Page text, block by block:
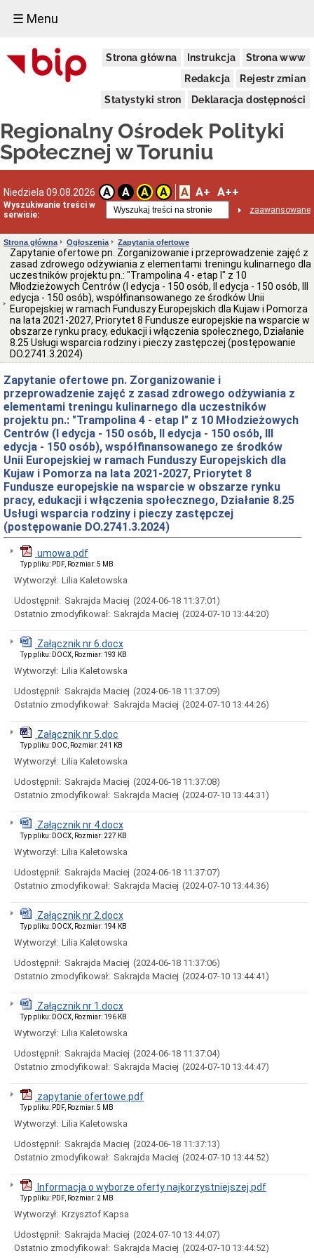
☰ Menu
Strona główna Instrukcja
Strona www
Redakcja
Rejestr zmian
Statystyki stron
Deklaracja dostępności
Regionalny Ośrodek Polityki
Społecznej w Toruniu
Niedziela 09.08.2026 A A A A A A+ A++
Wyszukiwanie treści w
serwisie:
zaawansowane
Informacja
o
podmiocie
adresowe
Kierownictwo
Regulamin
organizacyjny
Struktura
Obsługa
osób
Kodeks
etyki
pracownika
ROPS
Ewidencje
i
rejestry
Bank
danych
o
miejscach
w
placówkach
opiekuńczo-
wychowawczych
Budżet,
inwestycje
i
majątek
Budżet
Inwestycje
Majątek
Sprawozdania
Sprawozdania
finansowe
Dokumentacje
kontroli
Dokumentacje
Załatwianie
spraw
Kolejność
załatwiania
spraw
Moja
Ogłoszenia
Komunikat
Aktualności
Konkursy/Dotacje
Plany
zamówień
publicznych
Przetargi
Zapytania
ofertowe
Dialogi
Rozeznania
rynku
Szacowanie
wartości
zamówień
Oferty
Oferty
pracy
Opracowanie
Polityki
Społecznej
roku
2030.
Strategii
Polityki
Społecznej
Województwa
Kujawsko
–
Pomorskiego
roku
2030
Sprawozdanie
Strona główna Ogłoszenia Zapytania ofertowe
Zapytanie ofertowe pn. Zorganizowanie i przeprowadzenie zajęć z
zasad zdrowego odżywiania z elementami treningu kulinarnego dla
uczestników projektu pn.: "Trampolina 4 - etap I" z 10
Młodzieżowych Centrów (I edycja - 150 osób, II edycja - 150 osób, III
edycja - 150 osób), współfinansowanego ze środków Unii
Europejskiej w ramach Funduszy Europejskich dla Kujaw i Pomorza
na lata 2021-2027, Priorytet 8 Fundusze europejskie na wsparcie w
obszarze rynku pracy, edukacji i włączenia społecznego, Działanie
8.25 Usługi wsparcia rodziny i pieczy zastępczej (postępowanie
DO.2741.3.2024)
Zapytanie ofertowe pn. Zorganizowanie i
przeprowadzenie zajęć z zasad zdrowego odżywiania z
elementami treningu kulinarnego dla uczestników
projektu pn.: "Trampolina 4 - etap I" z 10 Młodzieżowych
Centrów (I edycja - 150 osób, II edycja - 150 osób, III
edycja - 150 osób), współfinansowanego ze środków
Unii Europejskiej w ramach Funduszy Europejskich dla
Kujaw i Pomorza na lata 2021-2027, Priorytet 8
Fundusze europejskie na wsparcie w obszarze rynku
pracy, edukacji i włączenia społecznego, Działanie 8.25
Usługi wsparcia rodziny i pieczy zastępczej
(postępowanie DO.2741.3.2024)
umowa.pdf
Typ pliku: PDF, Rozmiar: 5 MB
Wytworzył: Lilia Kaletowska
Udostępnił: Sakrajda Maciej (2024-06-18 11:37:01)
Ostatnio zmodyfikował: Sakrajda Maciej (2024-07-10 13:44:20)
Załącznik nr 6.docx
Typ pliku: DOCX, Rozmiar: 193 KB
Wytworzył: Lilia Kaletowska
Udostępnił: Sakrajda Maciej (2024-06-18 11:37:09)
Ostatnio zmodyfikował: Sakrajda Maciej (2024-07-10 13:44:26)
Załącznik nr 5.doc
Typ pliku: DOC, Rozmiar: 241 KB
Wytworzył: Lilia Kaletowska
Udostępnił: Sakrajda Maciej (2024-06-18 11:37:08)
Ostatnio zmodyfikował: Sakrajda Maciej (2024-07-10 13:44:31)
Załącznik nr 4.docx
Typ pliku: DOCX, Rozmiar: 227 KB
Wytworzył: Lilia Kaletowska
Udostępnił: Sakrajda Maciej (2024-06-18 11:37:07)
Ostatnio zmodyfikował: Sakrajda Maciej (2024-07-10 13:44:36)
Załącznik nr 2.docx
Typ pliku: DOCX, Rozmiar: 194 KB
Wytworzył: Lilia Kaletowska
Udostępnił: Sakrajda Maciej (2024-06-18 11:37:06)
Ostatnio zmodyfikował: Sakrajda Maciej (2024-07-10 13:44:41)
Załącznik nr 1.docx
Typ pliku: DOCX, Rozmiar: 196 KB
Wytworzył: Lilia Kaletowska
Udostępnił: Sakrajda Maciej (2024-06-18 11:37:04)
Ostatnio zmodyfikował: Sakrajda Maciej (2024-07-10 13:44:47)
zapytanie ofertowe.pdf
Typ pliku: PDF, Rozmiar: 5 MB
Wytworzył: Lilia Kaletowska
Udostępnił: Sakrajda Maciej (2024-06-18 11:37:13)
Ostatnio zmodyfikował: Sakrajda Maciej (2024-07-10 13:44:52)
Informacja o wyborze oferty najkorzystniejszej.pdf
Typ pliku: PDF, Rozmiar: 2 MB
Wytworzył: Krzysztof Kapsa
Udostępnił: Sakrajda Maciej (2024-07-10 13:44:07)
Ostatnio zmodyfikował: Sakrajda Maciej (2024-07-10 13:44:52)